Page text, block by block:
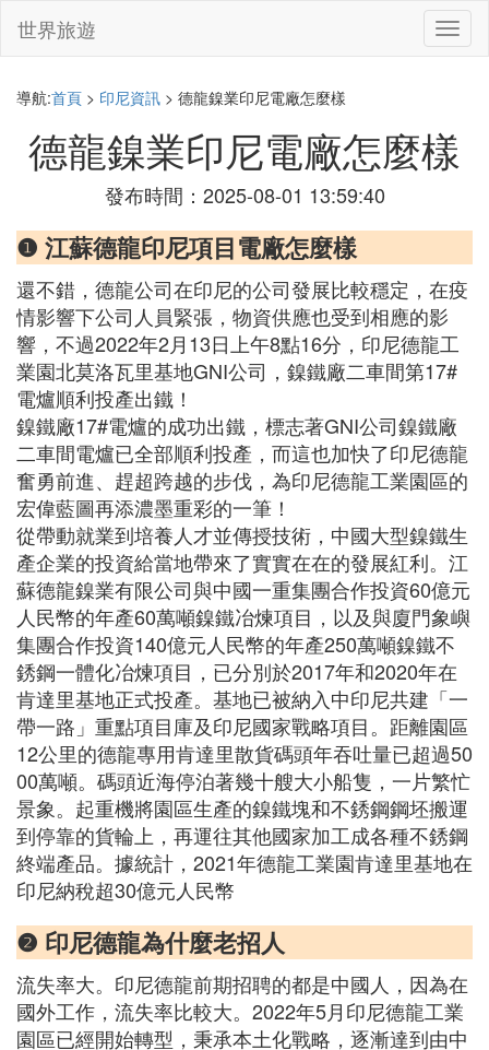
切
換
世界旅遊
導航:首頁 > 印尼資訊 > 德龍鎳業印尼電廠怎麼樣
德龍鎳業印尼電廠怎麼樣
發布時間：2025-08-01 13:59:40
❶ 江蘇德龍印尼項目電廠怎麼樣
還不錯，德龍公司在印尼的公司發展比較穩定，在疫
情影響下公司人員緊張，物資供應也受到相應的影
響，不過2022年2月13日上午8點16分，印尼德龍工
業園北莫洛瓦里基地GNI公司，鎳鐵廠二車間第17#
電爐順利投產出鐵！
鎳鐵廠17#電爐的成功出鐵，標志著GNI公司鎳鐵廠
二車間電爐已全部順利投產，而這也加快了印尼德龍
奮勇前進、趕超跨越的步伐，為印尼德龍工業園區的
宏偉藍圖再添濃墨重彩的一筆！
從帶動就業到培養人才並傳授技術，中國大型鎳鐵生
產企業的投資給當地帶來了實實在在的發展紅利。江
蘇德龍鎳業有限公司與中國一重集團合作投資60億元
人民幣的年產60萬噸鎳鐵冶煉項目，以及與廈門象嶼
集團合作投資140億元人民幣的年產250萬噸鎳鐵不
銹鋼一體化冶煉項目，已分別於2017年和2020年在
肯達里基地正式投產。基地已被納入中印尼共建「一
帶一路」重點項目庫及印尼國家戰略項目。距離園區
12公里的德龍專用肯達里散貨碼頭年吞吐量已超過50
00萬噸。碼頭近海停泊著幾十艘大小船隻，一片繁忙
景象。起重機將園區生產的鎳鐵塊和不銹鋼鋼坯搬運
到停靠的貨輪上，再運往其他國家加工成各種不銹鋼
終端產品。據統計，2021年德龍工業園肯達里基地在
印尼納稅超30億元人民幣
❷ 印尼德龍為什麼老招人
流失率大。印尼德龍前期招聘的都是中國人，因為在
國外工作，流失率比較大。2022年5月印尼德龍工業
園區已經開始轉型，秉承本土化戰略，逐漸達到由中